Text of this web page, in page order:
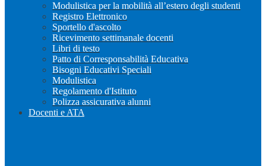
Modulistica per la mobilità all’estero degli studenti
Registro Elettronico
Sportello d'ascolto
Ricevimento settimanale docenti
Libri di testo
Patto di Corresponsabilità Educativa
Bisogni Educativi Speciali
Modulistica
Regolamento d'Istituto
Polizza assicurativa alunni
Docenti e ATA